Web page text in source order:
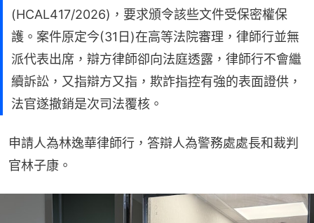
(HCAL417/2026)，要求頒令該些文件受保密權保
護。案件原定今(31日)在高等法院審理，律師行並無
派代表出席，辯方律師卻向法庭透露，律師行不會繼
續訴訟，又指辯方又指，欺詐指控有強的表面證供，
法官遂撤銷是次司法覆核。
申請人為林逸華律師行，答辯人為警務處處長和裁判
官林子康。